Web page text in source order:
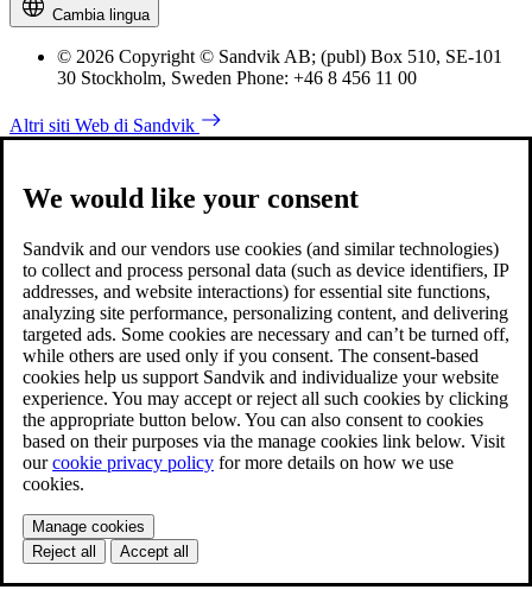
Cambia lingua
© 2026 Copyright © Sandvik AB; (publ) Box 510, SE-101
30 Stockholm, Sweden Phone: +46 8 456 11 00
Altri siti Web di Sandvik
We would like your consent
Sandvik and our vendors use cookies (and similar technologies)
to collect and process personal data (such as device identifiers, IP
addresses, and website interactions) for essential site functions,
analyzing site performance, personalizing content, and delivering
targeted ads. Some cookies are necessary and can’t be turned off,
while others are used only if you consent. The consent-based
cookies help us support Sandvik and individualize your website
experience. You may accept or reject all such cookies by clicking
the appropriate button below. You can also consent to cookies
based on their purposes via the manage cookies link below. Visit
ourcookie privacy policy for more details on how we use
cookies.
Manage cookies
Reject all
Accept all